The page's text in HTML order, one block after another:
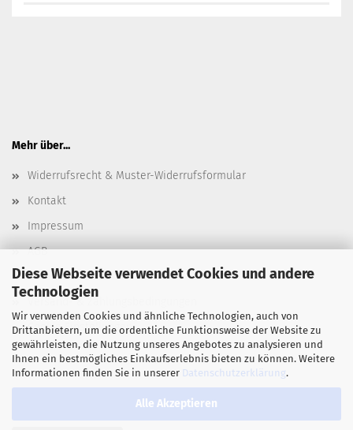
Diese Webseite verwendet Cookies und andere
Technologien
Wir verwenden Cookies und ähnliche Technologien, auch von
Drittanbietern, um die ordentliche Funktionsweise der Website zu
gewährleisten, die Nutzung unseres Angebotes zu analysieren und
Ihnen ein bestmögliches Einkaufserlebnis bieten zu können. Weitere
Informationen finden Sie in unserer Datenschutzerklärung.
Alle Akzeptieren
Mehr über...
Widerrufsrecht & Muster-Widerrufsformular
Kontakt
Impressum
AGB
Datenschutz
Versand- & Zahlungsbedingungen
Cookie Einstellungen